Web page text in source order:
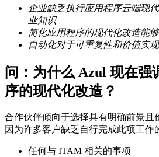
企业缺乏执行应用程序云端现
业知识
简化应用程序的现代化改造能
自动化对于可重复性和价值实
问： 为什么 Azul 现在强
序的现代化改造？
合作伙伴倾向于选择具有明确前景且
因为许多客户缺乏自行完成此项工作
任何与 ITAM 相关的事项